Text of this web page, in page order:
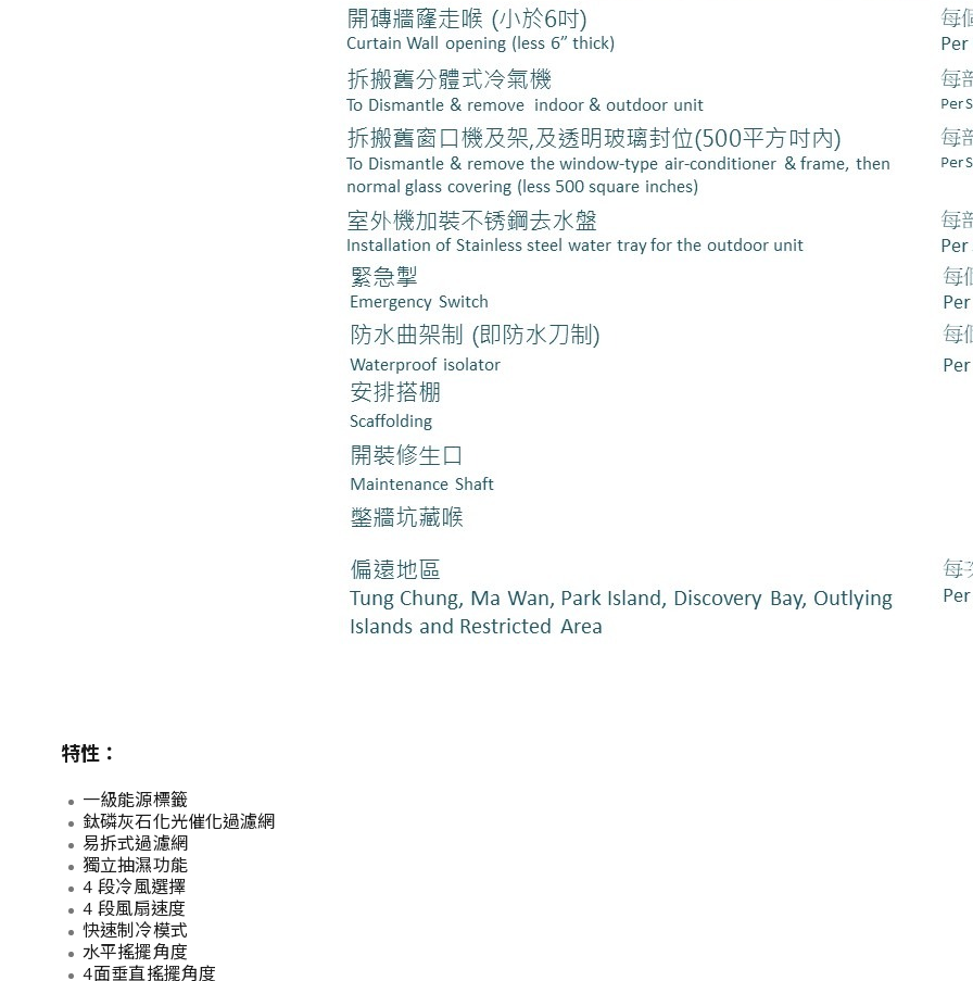
特性：
一級能源標籤
鈦磷灰石化光催化過濾網
易拆式過濾網
獨立抽濕功能
4 段冷風選擇
4 段風扇速度
快速制冷模式
水平搖擺角度
4面垂直搖擺角度